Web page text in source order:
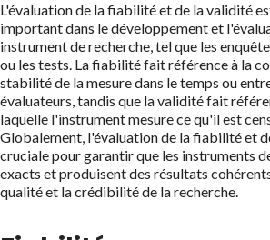
L'évaluation de la fiabilité et de la validité
important dans le développement et
instrument de recherche, tel que les
ou les tests. La fiabilité fait référence à la
stabilité de la mesure dans le temps ou
évaluateurs, tandis que la validité fait
laquelle l'instrument mesure ce qu'il est
Globalement, l'évaluation de la fiabilité et
cruciale pour garantir que les instruments
exacts et produisent des résultats
qualité et la crédibilité de la recherche.